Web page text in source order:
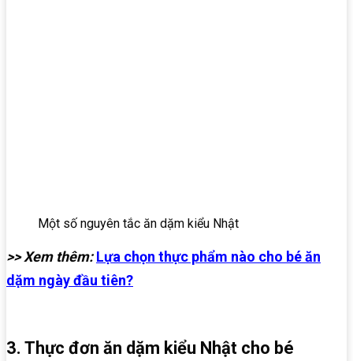
Một số nguyên tắc ăn dặm kiểu Nhật
>> Xem thêm: Lựa chọn thực phẩm nào cho bé ăn
dặm ngày đầu tiên?
3. Thực đơn ăn dặm kiểu Nhật cho bé